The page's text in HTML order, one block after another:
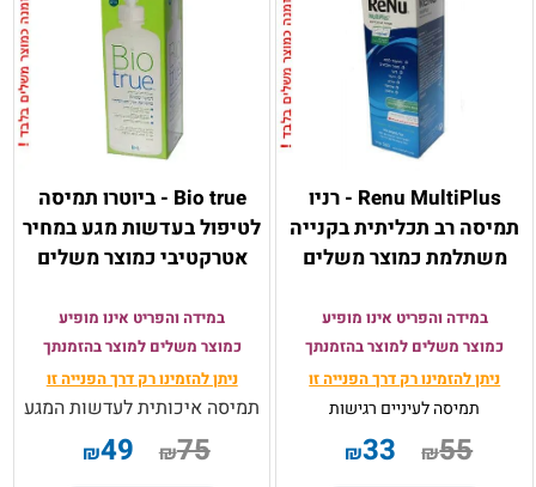
Renu MultiPlus - רניו
תמיסה רב תכליתית בקנייה
משתלמת כמוצר משלים
במידה והפריט אינו מופיע
כמוצר משלים למוצר בהזמנתך
ניתן להזמינו רק דרך הפנייה זו
תמיסהלעיניים רגישות
₪55
₪33
Bio true - ביוטרו תמיסה
לטיפול בעדשות מגע במחיר
אטרקטיבי כמוצר משלים
במידה והפריט אינו מופיע
כמוצר משלים למוצר בהזמנתך
ניתן להזמינו רק דרך הפנייה זו
תמיסה איכותית לעדשות המגע
₪75
₪49